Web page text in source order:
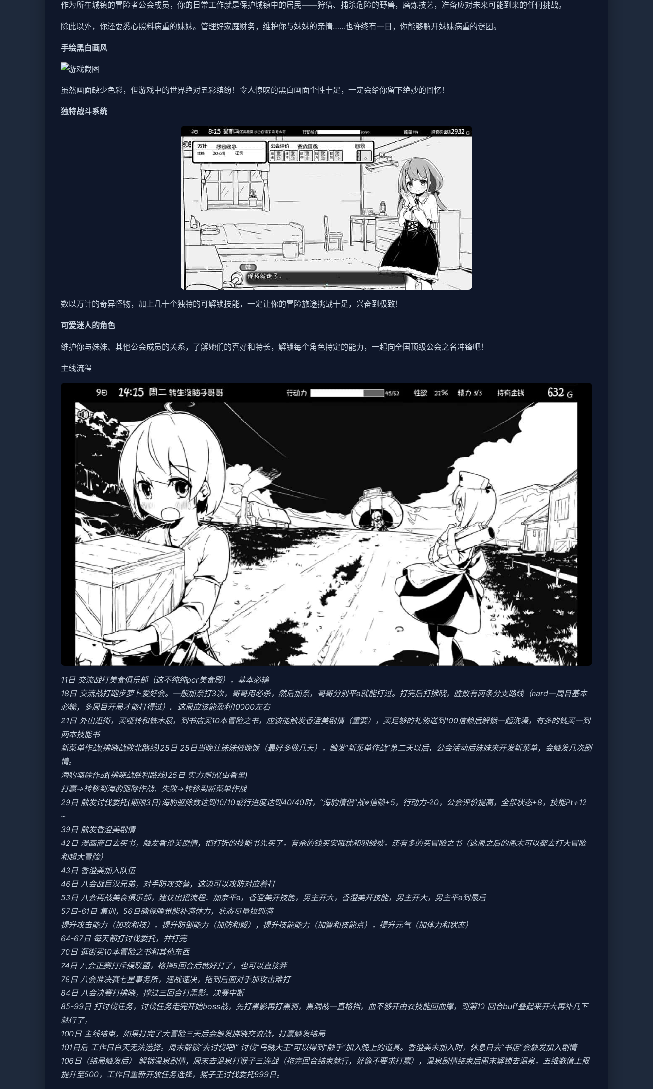
作为所在城镇的冒险者公会成员，你的日常工作就是保护城镇中的居民——狩猎、捕杀危险的野兽，磨炼技艺，准备应对未来可能到来的任何挑战。
除此以外，你还要悉心照料病重的妹妹。管理好家庭财务，维护你与妹妹的亲情……也许终有一日，你能够解开妹妹病重的谜团。
手绘黑白画风
虽然画面缺少色彩，但游戏中的世界绝对五彩缤纷！令人惊叹的黑白画面个性十足，一定会给你留下绝妙的回忆！
独特战斗系统
数以万计的奇异怪物，加上几十个独特的可解锁技能，一定让你的冒险旅途挑战十足，兴奋到极致！
可爱迷人的角色
维护你与妹妹、其他公会成员的关系，了解她们的喜好和特长，解锁每个角色特定的能力，一起向全国顶级公会之名冲锋吧！
主线流程
11日 交流战打美食俱乐部（这不纯纯pcr美食殿），基本必输
18日 交流战打跑步萝卜爱好会。一般加奈打3次，哥哥用必杀，然后加奈，哥哥分别平a就能打过。打完后打拂晓，胜败有两条分支路线（hard一周目基本
必输，多周目开局才能打得过）。这周应该能盈利10000左右
21日 外出逛街，买哑铃和铁木屐，到书店买10本冒险之书，应该能触发香澄美剧情（重要），买足够的礼物送到100信赖后解锁一起洗澡，有多的钱买一到
两本技能书
新菜单作战(拂晓战败北路线)25日 25日当晚让妹妹做晚饭（最好多做几天），触发“新菜单作战”第二天以后，公会活动后妹妹来开发新菜单，会触发几次剧
情。
海豹驱除作战(拂晓战胜利路线)25日 实力测试(由香里)
打赢→转移到海豹驱除作战，失败→转移到新菜单作战
29日 触发讨伐委托(期限3日)海豹驱除数达到10/10或行进度达到40/40时，“海豹情侣”战※信赖+5，行动力-20，公会评价提高，全部状态+8，技能Pt+12
~
39日 触发香澄美剧情
42日 漫画商日去买书，触发香澄美剧情，把打折的技能书先买了，有余的钱买安眠枕和羽绒被，还有多的买冒险之书（这周之后的周末可以都去打大冒险
和超大冒险）
43日 香澄美加入队伍
46日 八会战巨汉兄弟，对手防攻交替，这边可以攻防对应着打
53日 八会再战美食俱乐部，建议出招流程：加奈平a，香澄美开技能，男主开大，香澄美开技能，男主开大，男主平a到最后
57日-61日 集训，56日确保睡觉能补满体力，状态尽量拉到满
提升攻击能力（加攻和技），提升防御能力（加防和毅），提升技能能力（加智和技能点），提升元气（加体力和状态）
64-67日 每天都打讨伐委托，并打完
70日 逛街买10本冒险之书和其他东西
74日 八会正赛打斥候联盟，格挡5回合后就好打了，也可以直接莽
78日 八会准决赛七星事务所，速战速决，拖到后面对手加攻击难打
84日 八会决赛打拂晓，撑过三回合打黑影，决赛中断
85-99日 打讨伐任务，讨伐任务走完开始boss战，先打黑影再打黑洞，黑洞战一直格挡，血不够开由衣技能回血撑，到第10 回合buff叠起来开大再补几下
就行了，
100日 主线结束，如果打完了大冒险三天后会触发拂晓交流战，打赢触发结局
101日后 工作日白天无法选择。周末解锁“去讨伐吧!” 讨伐“乌贼大王”可以得到“触手”加入晚上的道具。香澄美未加入时，休息日去“书店”会触发加入剧情
106日（结局触发后） 解锁温泉剧情，周末去温泉打猴子三连战（拖完回合结束就行，好像不要求打赢），温泉剧情结束后周末解锁去温泉，五维数值上限
提升至500，工作日重新开放任务选择，猴子王讨伐委托999日。